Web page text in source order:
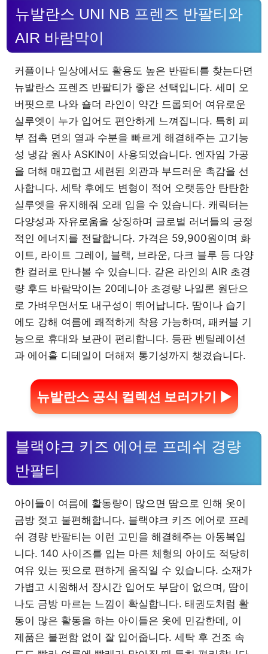
뉴발란스 UNI NB 프렌즈 반팔티와
AIR 바람막이
커플이나 일상에서도 활용도 높은 반팔티를 찾는다면
뉴발란스 프렌즈 반팔티가 좋은 선택입니다. 세미 오
버핏으로 나와 숄더 라인이 약간 드롭되어 여유로운
실루엣이 누가 입어도 편안하게 느껴집니다. 특히 피
부 접촉 면의 열과 수분을 빠르게 해결해주는 고기능
성 냉감 원사 ASKIN이 사용되었습니다. 엔자임 가공
을 더해 매끄럽고 세련된 외관과 부드러운 촉감을 선
사합니다. 세탁 후에도 변형이 적어 오랫동안 탄탄한
실루엣을 유지해줘 오래 입을 수 있습니다. 캐릭터는
다양성과 자유로움을 상징하며 글로벌 러너들의 긍정
적인 에너지를 전달합니다. 가격은 59,900원이며 화
이트, 라이트 그레이, 블랙, 브라운, 다크 블루 등 다양
한 컬러로 만나볼 수 있습니다. 같은 라인의 AIR 초경
량 후드 바람막이는 20데니아 초경량 나일론 원단으
로 가벼우면서도 내구성이 뛰어납니다. 땀이나 습기
에도 강해 여름에 쾌적하게 착용 가능하며, 패커블 기
능으로 휴대와 보관이 편리합니다. 등판 벤틸레이션
과 에어홀 디테일이 더해져 통기성까지 챙겼습니다.
뉴발란스 공식 컬렉션 보러가기 ▶
블랙야크 키즈 에어로 프레쉬 경량
반팔티
아이들이 여름에 활동량이 많으면 땀으로 인해 옷이
금방 젖고 불편해합니다. 블랙야크 키즈 에어로 프레
쉬 경량 반팔티는 이런 고민을 해결해주는 아동복입
니다. 140 사이즈를 입는 마른 체형의 아이도 적당히
여유 있는 핏으로 편하게 움직일 수 있습니다. 소재가
가볍고 시원해서 장시간 입어도 부담이 없으며, 땀이
나도 금방 마르는 느낌이 확실합니다. 태권도처럼 활
동이 많은 활동을 하는 아이들은 옷에 민감한데, 이
제품은 불편함 없이 잘 입어줍니다. 세탁 후 건조 속